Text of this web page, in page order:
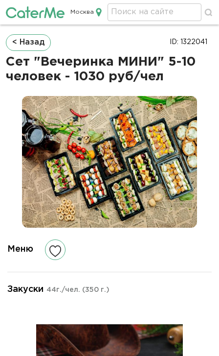
Кейтеринг в Москве
Москва
Строка
навигации
< Назад
Сет "Вечеринка МИНИ" 5-10
человек - 1030 руб/чел
ID: 1322041
Меню
Закуски 44г./чел. (350 г.)